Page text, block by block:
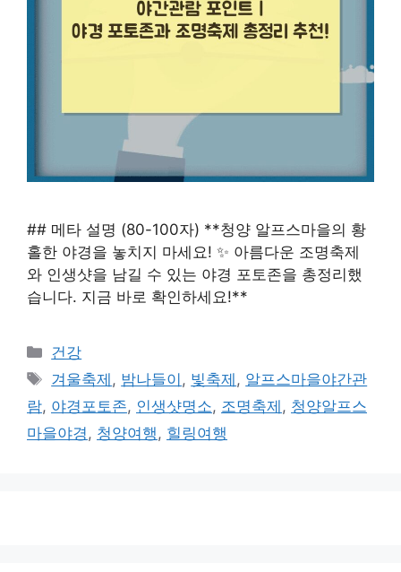
## 메타 설명 (80-100자) **청양 알프스마을의 황
홀한 야경을 놓치지 마세요! ✨ 아름다운 조명축제
와 인생샷을 남길 수 있는 야경 포토존을 총정리했
습니다. 지금 바로 확인하세요!**
카
테
고
리
건강
태
그
겨울축제 , 밤나들이 , 빛축제 , 알프스마을야간관
람, 야경포토존, 인생샷명소, 조명축제 , 청양알프스
마을야경 , 청양여행 , 힐링여행